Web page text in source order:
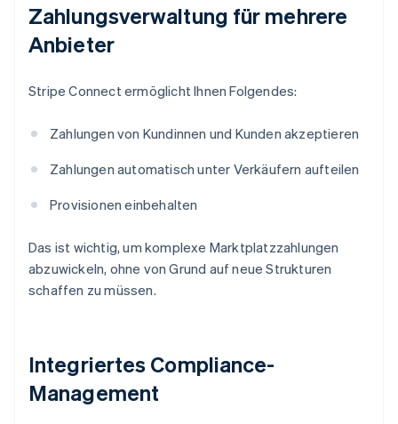
Zahlungsverwaltung für mehrere
Anbieter
Stripe Connect ermöglicht Ihnen Folgendes:
Zahlungen von Kundinnen und Kunden akzeptieren
Zahlungen automatisch unter Verkäufern aufteilen
Provisionen einbehalten
Das ist wichtig, um komplexe Marktplatzzahlungen
abzuwickeln, ohne von Grund auf neue Strukturen
schaffen zu müssen.
Integriertes Compliance-
Management